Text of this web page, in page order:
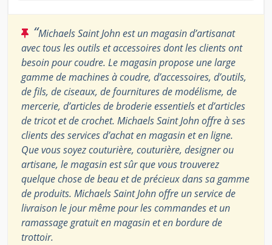
“Michaels Saint John est un magasin d’artisanat
avec tous les outils et accessoires dont les clients ont
besoin pour coudre. Le magasin propose une large
gamme de machines à coudre, d’accessoires, d’outils,
de fils, de ciseaux, de fournitures de modélisme, de
mercerie, d’articles de broderie essentiels et d’articles
de tricot et de crochet. Michaels Saint John offre à ses
clients des services d’achat en magasin et en ligne.
Que vous soyez couturière, couturière, designer ou
artisane, le magasin est sûr que vous trouverez
quelque chose de beau et de précieux dans sa gamme
de produits. Michaels Saint John offre un service de
livraison le jour même pour les commandes et un
ramassage gratuit en magasin et en bordure de
trottoir.